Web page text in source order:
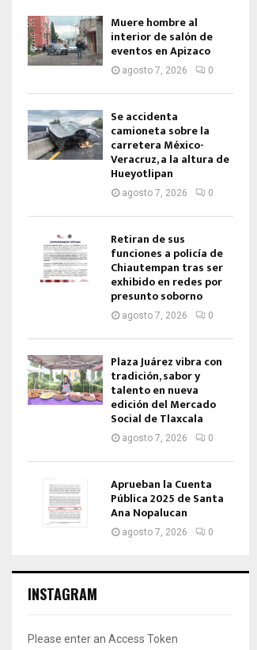
Muere hombre al
interior de salón de
eventos en Apizaco
agosto 7, 2026 0
Se accidenta
camioneta sobre la
carretera México-
Veracruz, a la altura de
Hueyotlipan
agosto 7, 2026 0
Retiran de sus
funciones a policía de
Chiautempan tras ser
exhibido en redes por
presunto soborno
agosto 7, 2026 0
Plaza Juárez vibra con
tradición, sabor y
talento en nueva
edición del Mercado
Social de Tlaxcala
agosto 7, 2026 0
Aprueban la Cuenta
Pública 2025 de Santa
Ana Nopalucan
agosto 7, 2026 0
INSTAGRAM
Please enter an Access Token